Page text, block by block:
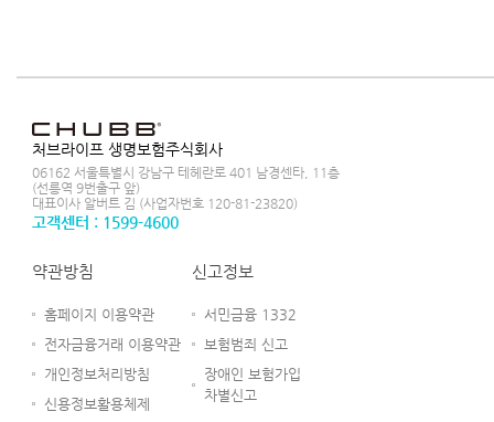
처브라이프 생명보험주식회사
06162 서울특별시 강남구 테헤란로 401 남경센타, 11층
(선릉역 9번출구 앞)
대표이사 알버트 김 (사업자번호 120-81-23820)
고객센터 : 1599-4600
약관방침
홈페이지 이용약관
전자금융거래 이용약관
개인정보처리방침
신용정보활용체제
신고정보
서민금융 1332
보험범죄 신고
장애인 보험가입
차별신고